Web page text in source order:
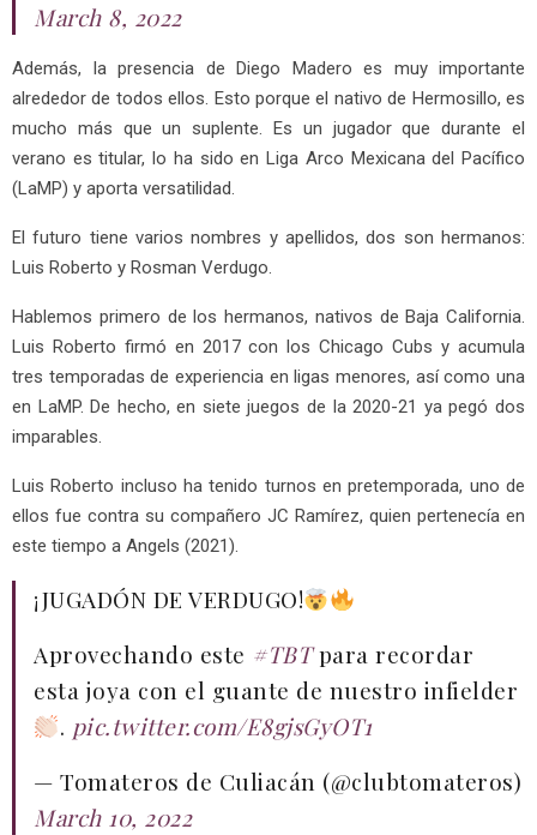
March 8, 2022
Además, la presencia de Diego Madero es muy importante
alrededor de todos ellos. Esto porque el nativo de Hermosillo, es
mucho más que un suplente. Es un jugador que durante el
verano es titular, lo ha sido en Liga Arco Mexicana del Pacífico
(LaMP) y aporta versatilidad.
El futuro tiene varios nombres y apellidos, dos son hermanos:
Luis Roberto y Rosman Verdugo.
Hablemos primero de los hermanos, nativos de Baja California.
Luis Roberto firmó en 2017 con los Chicago Cubs y acumula
tres temporadas de experiencia en ligas menores, así como una
en LaMP. De hecho, en siete juegos de la 2020-21 ya pegó dos
imparables.
Luis Roberto incluso ha tenido turnos en pretemporada, uno de
ellos fue contra su compañero JC Ramírez, quien pertenecía en
este tiempo a Angels (2021).
¡JUGADÓN DE VERDUGO!
Aprovechando este #TBTpara recordar
esta joya con el guante de nuestro infielder
. pic.twitter.com/E8gjsGyOT1
— Tomateros de Culiacán (@clubtomateros)
March 10, 2022